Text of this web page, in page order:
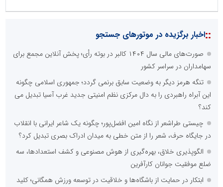
::اخبار برگزیده در موتورهای جستجو
صورت‌های مالی سال ۱۴۰۴ کالبر در بوته رأی؛ پخش آنلاین مجمع برای
سهامداران در سراسر کشور
تنگه هرمز دیگر به وضعیت سابق برنمی گردد؛ جمهوری اسلامی چگونه
این آبراه راهبردی را به دال مرکزی نظم امنیتی جدید غرب آسیا تبدیل می
کند؟
چیستی طراشعر از نگاه امین افضل‌پور؛ چگونه یک شاعر ایرانی با انقلاب
در جایگاه حرف، شعر را از متن خطی به میدان ادراک بصری تبدیل کرد؟
الگوپذیری خلاق، بهره‌گیری از هوش مصنوعی و کشف استعدادها، سه
ضلع موفقیت جوانان کارآفرین
ابتکار در حمایت از باشگاه‌ها و خلاقیت در توسعه ورزش همگانی؛ کلید